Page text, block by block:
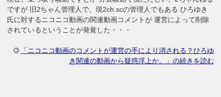
ですが 旧2ちゃん管理人で、現2ch.scの管理人でもある ひろゆき
氏に対するニコニコ動画の関連動画コメントが 運営によって削除
されているということが発覚した・・・
「ニコニコ動画のコメントが運営の手により消される？ひろゆ
き関連の動画から疑惑浮上か。」の続きを読む